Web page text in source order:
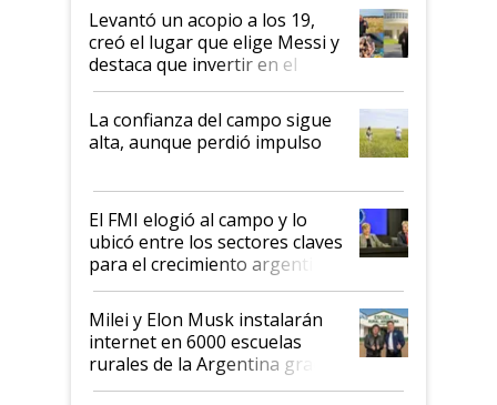
Levantó un acopio a los 19,
creó el lugar que elige Messi y
destaca que invertir en el
kirchnerismo era como "darle
plata a un hijo para droga":
Juan Félix Rossetti, el libertario
que de una dura crisis salió
de Milei
La confianza del campo sigue
alta, aunque perdió impulso
El FMI elogió al campo y lo
ubicó entre los sectores claves
para el crecimiento argentino
Milei y Elon Musk instalarán
internet en 6000 escuelas
rurales de la Argentina gracias
a un acuerdo con Starlink